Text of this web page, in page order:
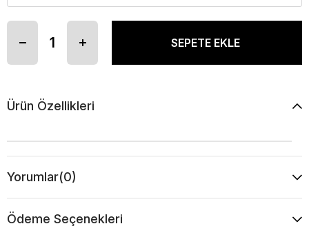
Ürün Özellikleri
Yorumlar(0)
Ödeme Seçenekleri